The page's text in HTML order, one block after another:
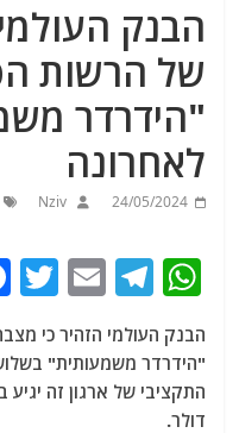
הבנק
של הרשות
"הידרדר
לאחרונה
24/05/2024
Nziv
W
at
s
T
e
g
E
ai
l
הבנק העולמי הזהיר כי
"הידרדר משמעותית"
דולר.